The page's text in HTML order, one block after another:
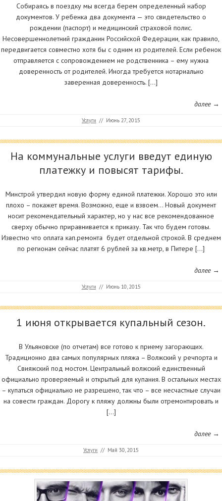
Собираясь в поездку мы всегда берем определенный набор
документов. У ребенка два документа — это свидетельство о
рождении (паспорт) и медицинский страховой полис.
Несовершеннолетний гражданин Российской Федерации, как правило,
передвигается совместно хотя бы с одним из родителей. Если ребенок
отправляется с сопровождением не родственника – ему нужна
доверенность от родителей. Иногда требуется нотариально
заверенная доверенность. […]
далее →
Услуги // Июнь 27, 2015
На коммунальные услуги введут единую
платежку и повысят тарифы.
Минстрой утвердил новую форму единой платежки. Хорошо это или
плохо – покажет время. Возможно, еще и взвоем… Новый документ
носит рекомендательный характер, но у нас все рекомендованное
сверху обычно приравнивается к приказу. Так что будем готовы.
Известно что оплата кап.ремонта будет отдельной строкой. В среднем
по регионам сейчас платят 6 рублей за кв.метр, в Питере […]
далее →
Услуги // Июнь 10, 2015
1 июня открывается купальный сезон.
В Ульяновске (по отчетам) все готово к приему загорающих.
Традиционно два самых популярных пляжа – Волжский у речпорта и
Свияжский под мостом. Центральный волжский единственный
официально проверяемый и открытый для купания. В остальных местах
– купаться официально не разрешено, так что – все несчастные случаи
на совести граждан. Дорогу к пляжу должны были отремонтировать и
[…]
далее →
Услуги // Май 30, 2015